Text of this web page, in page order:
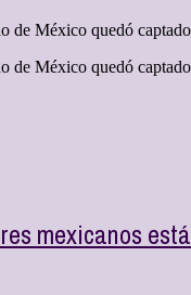
de México quedó
de México quedó
mexicanos